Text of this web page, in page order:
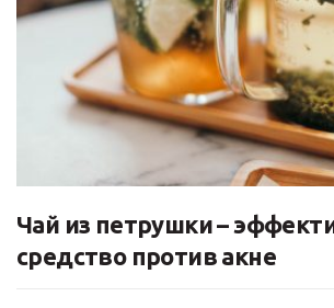
Чай из петрушки –
средство против акне